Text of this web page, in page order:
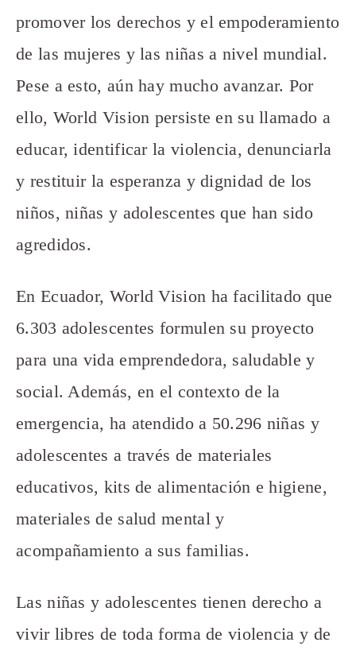
promover los derechos y el empoderamiento
de las mujeres y las niñas a nivel mundial.
Pese a esto, aún hay mucho avanzar. Por
ello, World Vision persiste en su llamado a
educar, identificar la violencia, denunciarla
y restituir la esperanza y dignidad de los
niños, niñas y adolescentes que han sido
agredidos.
En Ecuador, World Vision ha facilitado que
6.303 adolescentes formulen su proyecto
para una vida emprendedora, saludable y
social. Además, en el contexto de la
emergencia, ha atendido a 50.296 niñas y
adolescentes a través de materiales
educativos, kits de alimentación e higiene,
materiales de salud mental y
acompañamiento a sus familias.
Las niñas y adolescentes tienen derecho a
vivir libres de toda forma de violencia y de